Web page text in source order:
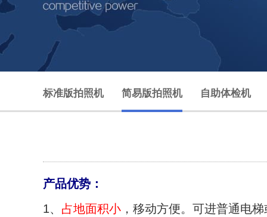
标准版拍照机 简易版拍照机 自助体检机
产品优势：
1、 占地面积小 ，移动方便。可进普通电